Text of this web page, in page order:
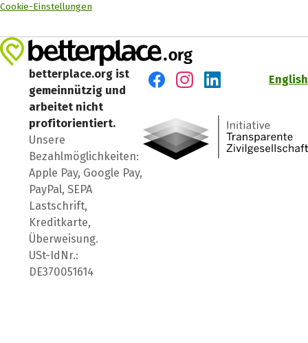
Cookie-Einstellungen
betterplace.org ist
gemeinnützig und
arbeitet nicht
profitorientiert.
Unsere
Bezahlmöglichkeiten:
Apple Pay, Google Pay,
PayPal, SEPA
Lastschrift,
Kreditkarte,
Überweisung.
USt-IdNr.:
DE370051614
English